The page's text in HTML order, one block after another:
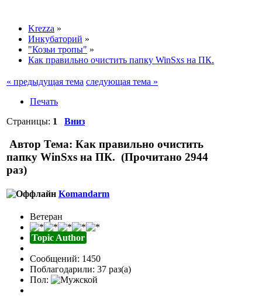
Krezza »
Инкубаторий »
"Козьи тропы" »
Как правильно очистить папку WinSxs на ПК.
« предыдущая тема следующая тема »
Печать
Страницы: 1 Вниз
Автор Тема: Как правильно очистить
папку WinSxs на ПК. (Прочитано 2944
раз)
Komandarm
Ветеран
Topic Author
Сообщений: 1450
Поблагодарили: 37 раз(а)
Пол: